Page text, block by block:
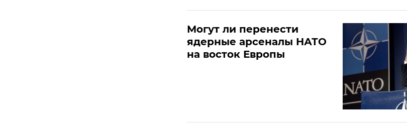
Могут ли перенести
ядерные арсеналы НАТО
на восток Европы